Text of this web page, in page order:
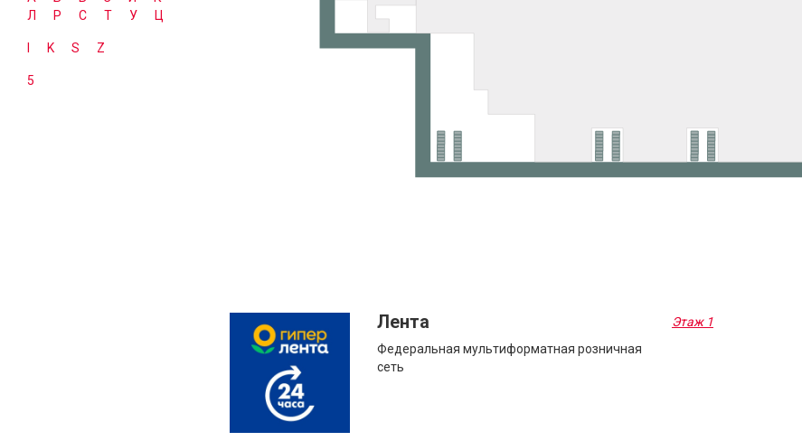
Л
Р С Т У Ц
K S Z
5
Лента
Федеральная мультиформатная розничная
сеть
Этаж 1